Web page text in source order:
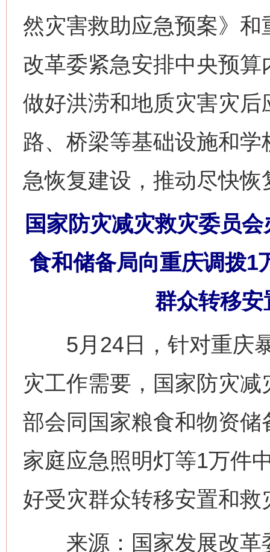
然灾害救助应急预案》
改革委紧急安排中央预
做好洪涝和地质灾害灾
路、桥梁等基础设施和
急恢复建设，推动尽快
国家防灾减灾救灾委员
食和储备局向重庆调拨1
群众转移
5月24日，针对重庆暴
灾工作需要，国家防灾
部会同国家粮食和物资
家庭应急照明灯等1万件
好受灾群众转移安置和救
来源：国家发展改革